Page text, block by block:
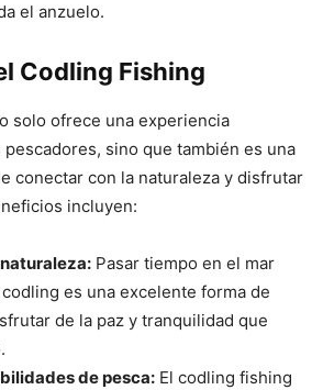
el anzuelo.
Codling Fishing
solo ofrece una experiencia
sino que también es una
conectar con la naturaleza y disfrutar
incluyen:
Pasar tiempo en el mar
es una excelente forma de
de la paz y tranquilidad que
de pesca: El codling fishing